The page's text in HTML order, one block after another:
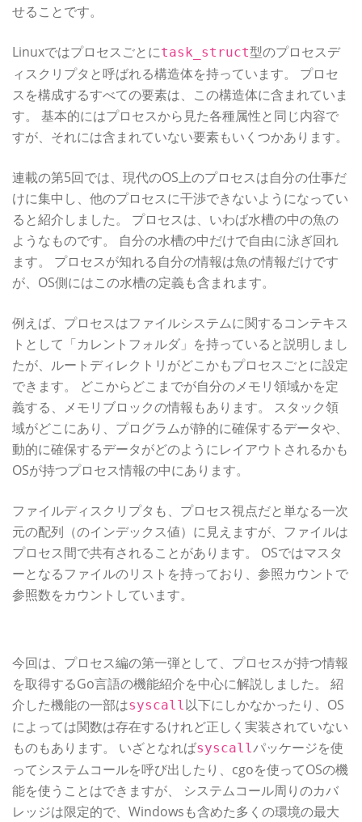
せることです。
Linuxではプロセスごとにtask_struct型のプロセスデ
ィスクリプタと呼ばれる構造体を持っています。 プロセ
スを構成するすべての要素は、この構造体に含まれていま
す。 基本的にはプロセスから見た各種属性と同じ内容で
すが、それには含まれていない要素もいくつかあります。
連載の第5回では、現代のOS上のプロセスは自分の仕事だ
けに集中し、他のプロセスに干渉できないようになってい
ると紹介しました。 プロセスは、いわば水槽の中の魚の
ようなものです。 自分の水槽の中だけで自由に泳ぎ回れ
ます。 プロセスが知れる自分の情報は魚の情報だけです
が、OS側にはこの水槽の定義も含まれます。
例えば、プロセスはファイルシステムに関するコンテキス
トとして「カレントフォルダ」を持っていると説明しまし
たが、ルートディレクトリがどこかもプロセスごとに設定
できます。 どこからどこまでが自分のメモリ領域かを定
義する、メモリブロックの情報もあります。 スタック領
域がどこにあり、プログラムが静的に確保するデータや、
動的に確保するデータがどのようにレイアウトされるかも
OSが持つプロセス情報の中にあります。
ファイルディスクリプタも、プロセス視点だと単なる一次
元の配列（のインデックス値）に見えますが、ファイルは
プロセス間で共有されることがあります。 OSではマスタ
ーとなるファイルのリストを持っており、参照カウントで
参照数をカウントしています。
今回は、プロセス編の第一弾として、プロセスが持つ情報
を取得するGo言語の機能紹介を中心に解説しました。 紹
介した機能の一部はsyscall以下にしかなかったり、OS
によっては関数は存在するけれど正しく実装されていない
ものもあります。 いざとなればsyscallパッケージを使
ってシステムコールを呼び出したり、cgoを使ってOSの機
能を使うことはできますが、 システムコール周りのカバ
レッジは限定的で、Windowsも含めた多くの環境の最大